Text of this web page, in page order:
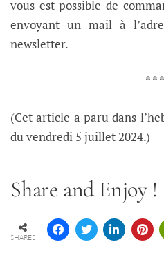
vous est possible de
envoyant un mail à
newsletter.
* * *
(Cet article a paru dans
du vendredi 5 juillet 2024.)
Share and Enjoy !
SHARES